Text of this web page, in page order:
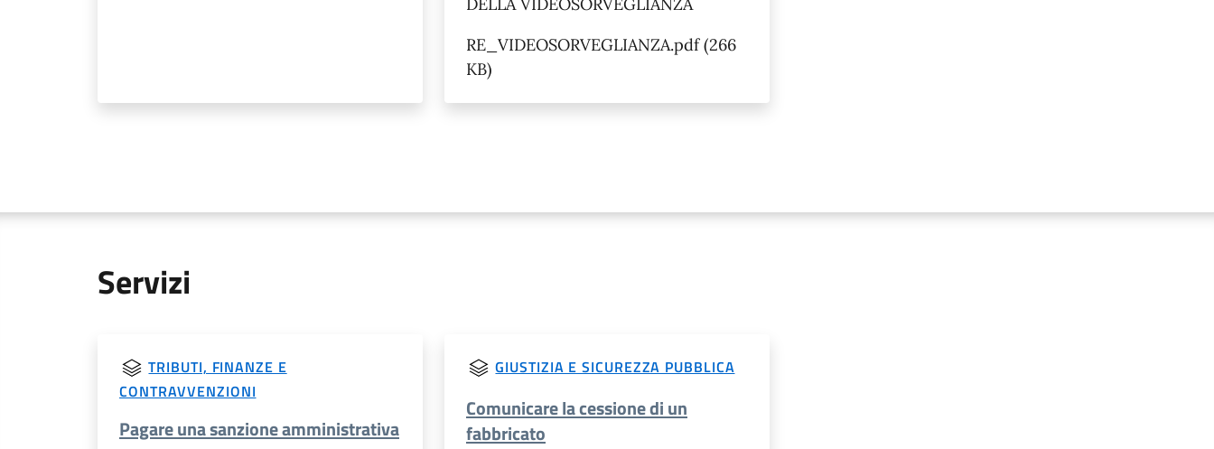
RE_VIDEOSORVEGLIANZA.pdf (266
KB)
Servizi
TRIBUTI, FINANZE E
CONTRAVVENZIONI
Pagare una sanzione amministrativa
GIUSTIZIA E SICUREZZA PUBBLICA
Comunicare la cessione di un
fabbricato